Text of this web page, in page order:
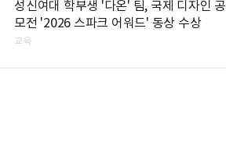
성신여대 학부생 '다온' 팀, 국제 디자인 공
모전 '2026 스파크 어워드' 동상 수상
교육